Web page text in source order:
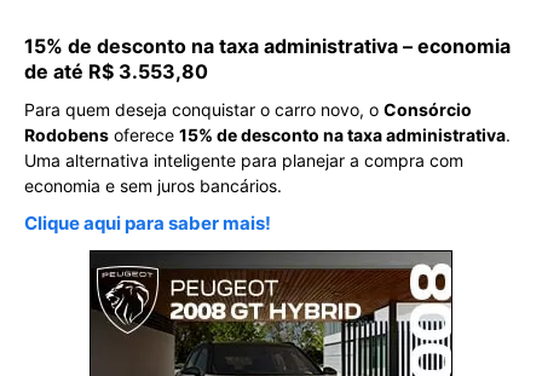
15% de desconto na taxa administrativa – economia
de até R$ 3.553,80
Para quem deseja conquistar o carro novo, o Consórcio
Rodobens oferece 15% de desconto na taxa administrativa.
Uma alternativa inteligente para planejar a compra com
economia e sem juros bancários.
Clique aqui para saber mais!